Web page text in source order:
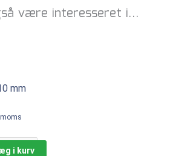
være interesseret i…
mm
i kurv